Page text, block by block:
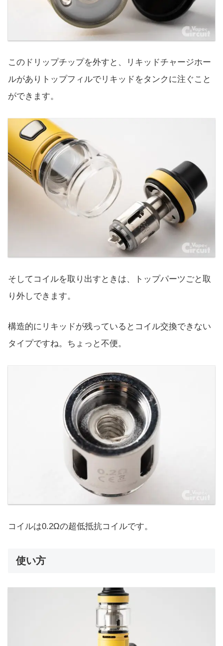
このドリップチップを外すと、リキッドチャージホー
ルがありトップフィルでリキッドをタンクに注ぐこと
ができます。
そしてコイルを取り出すときは、トップパーツごと取
り外しできます。
構造的にリキッドが残っているとコイル交換できない
タイプですね。ちょっと不便。
コイルは0.2Ωの超低抵抗コイルです。
使い方